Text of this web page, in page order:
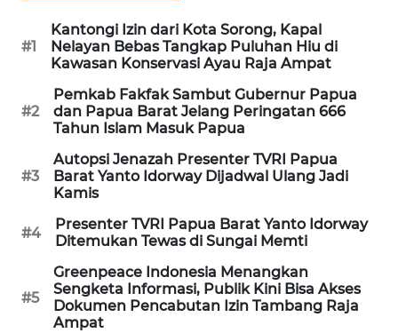
#1
Kantongi Izin dari Kota Sorong, Kapal
Nelayan Bebas Tangkap Puluhan Hiu di
Kawasan Konservasi Ayau Raja Ampat
#2
Pemkab Fakfak Sambut Gubernur Papua
dan Papua Barat Jelang Peringatan 666
Tahun Islam Masuk Papua
#3
Autopsi Jenazah Presenter TVRI Papua
Barat Yanto Idorway Dijadwal Ulang Jadi
Kamis
#4
Presenter TVRI Papua Barat Yanto Idorway
Ditemukan Tewas di Sungai Memti
#5
Greenpeace Indonesia Menangkan
Sengketa Informasi, Publik Kini Bisa Akses
Dokumen Pencabutan Izin Tambang Raja
Ampat
SIANTAR
NEWS
METRO
MEDAN
NEWS
METRO
JAKARTA
NEWS
KRT
NEWS